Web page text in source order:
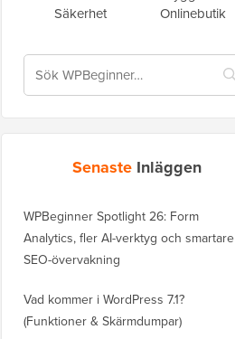
Säkerhet
Onlinebutik
Senaste Inläggen
WPBeginner Spotlight 26: Form
Analytics, fler AI-verktyg och smartare
SEO-övervakning
Vad kommer i WordPress 7.1?
(Funktioner & Skärmdumpar)